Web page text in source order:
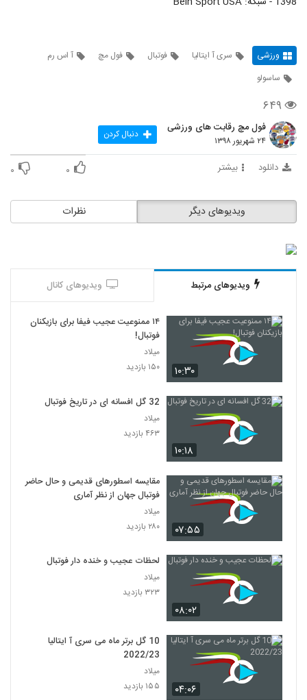
ورزشی سری آ ایتالیا فوتبال فول مچ
آ اس رم
ساسولو
۶۴۹
فول مچ رقابت های ورزشی
۲۴ شهریور ۱۳۹۸ دنبال کردن
دانلود بیشتر ۰ ۰
نظرات ویدیوهای دیگر
ویدیوهای مرتبط ویدیوهای کانال
۱۰:۳۰
۱۴ ممنوعیت عجیب فیفا برای بازیکنان
فوتبال!
میلاد
۱۵۰ بازدید
۱۰:۱۸
32 گل افسانه ای در تاریخ فوتبال
میلاد
۴۶۳ بازدید
۰۷:۵۵
مقایسه اسطورهای قدیمی و حال حاضر
فوتبال جهان از نظر آماری
میلاد
۲۸۰ بازدید
۰۸:۰۲
لحظات عجیب و خنده دار فوتبال
میلاد
۳۲۳ بازدید
۰۴:۰۶
10 گل برتر ماه می سری آ ایتالیا
2022/23
میلاد
۱۵۵ بازدید